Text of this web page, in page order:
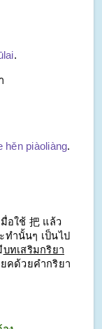
.
hěn piàoliàng.
มื่อใช้ 把 แล้ว
ทำนั้นๆ เป็นไป
บทเสริมกริยา
คด้วยคำกริยา